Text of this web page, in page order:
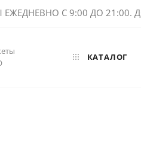
С 9:00 ДО 21:00.
КАТАЛОГ